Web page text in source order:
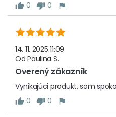
0 0
14. 11. 2025 11:09
OdPaulina S.
Overený zákazník
Vynikajúci produkt, som
0
0